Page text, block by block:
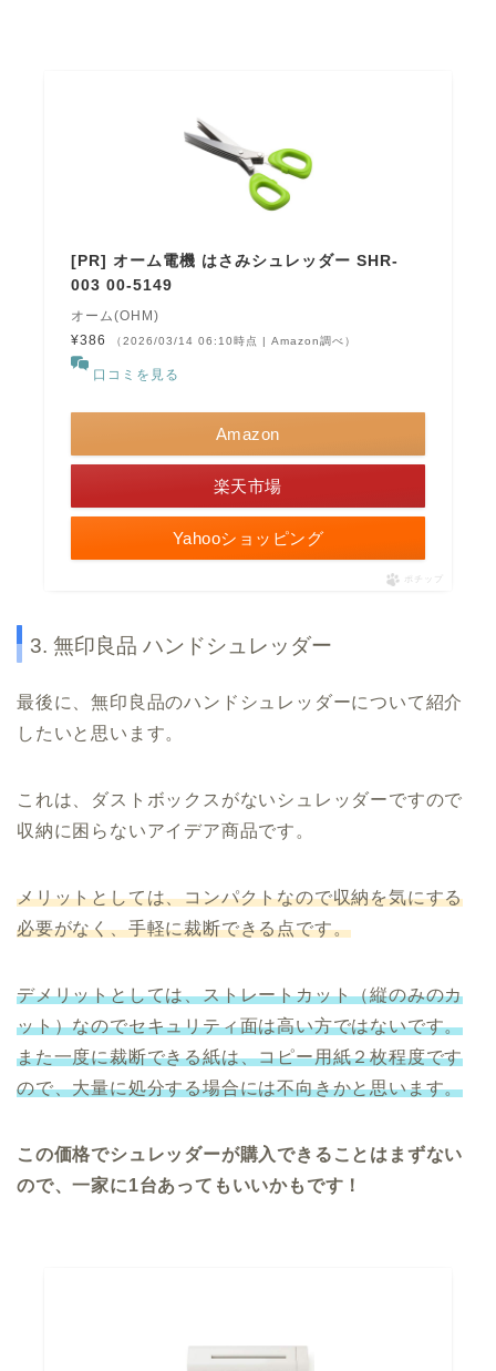
[PR] オーム電機 はさみシュレッダー SHR-
003 00-5149
オーム(OHM)
¥386
（2026/03/14 06:10時点 | Amazon調べ）
口コミを見る
Amazon
楽天市場
Yahooショッピング
ポチップ
3. 無印良品 ハンドシュレッダー
最後に、無印良品のハンドシュレッダーについて紹介
したいと思います。
これは、ダストボックスがないシュレッダーですので
収納に困らないアイデア商品です。
メリットとしては、コンパクトなので収納を気にする
必要がなく、手軽に裁断できる点です。
デメリットとしては、ストレートカット（縦のみのカ
ット）なのでセキュリティ面は高い方ではないです。
また一度に裁断できる紙は、コピー用紙２枚程度です
ので、大量に処分する場合には不向きかと思います。
この価格でシュレッダーが購入できることはまずない
ので、一家に1台あってもいいかもです！